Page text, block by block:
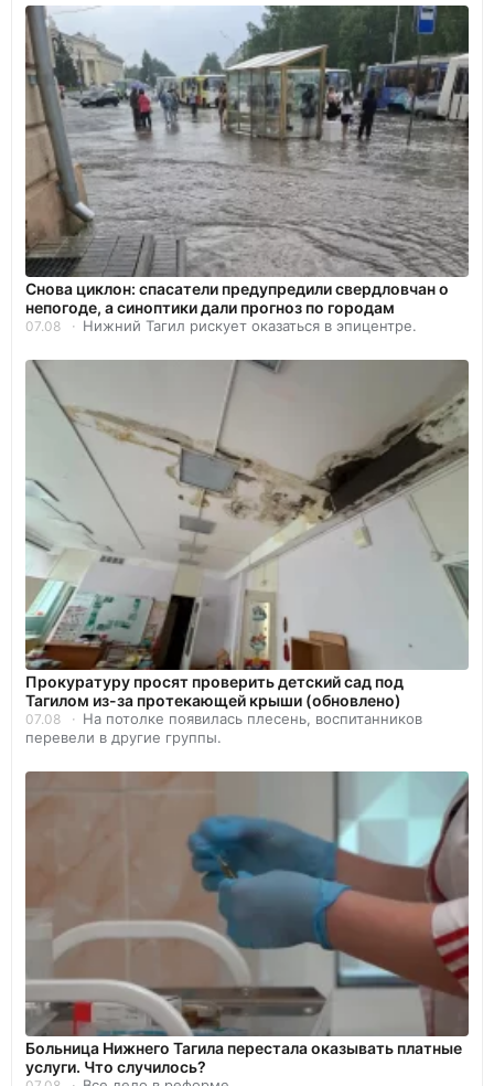
Снова циклон: спасатели предупредили свердловчан о
непогоде, а синоптики дали прогноз по городам
07.08 Нижний Тагил рискует оказаться в эпицентре.
Прокуратуру просят проверить детский сад под
Тагилом из-за протекающей крыши (обновлено)
07.08
На потолке появилась плесень, воспитанников
перевели в другие группы.
Больница Нижнего Тагила перестала оказывать платные
услуги. Что случилось?